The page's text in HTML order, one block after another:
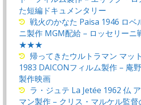
た短編ドキュメンタリー
戦火のかなた Paisa 1946 ロベ
ニ製作 MGM配給 – ロッセリーニ
★★★
帰ってきたウルトラマン マッ
1983 DAICONフィルム製作 – 庵
製作映画
ラ・ジュテ La Jetée 1962 仏
マン製作 – クリス・マルケル監督